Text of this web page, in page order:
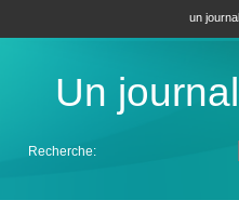
un
Un
Recherche: